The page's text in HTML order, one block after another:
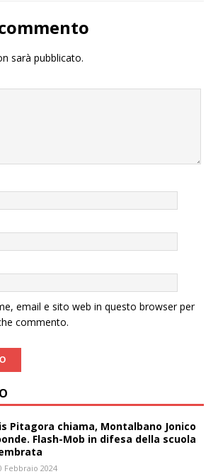
sarà pubblicato.
email e sito web in questo browser per
commento.
Pitagora chiama, Montalbano Jonico
Flash-Mob in difesa della scuola
Febbraio 2024